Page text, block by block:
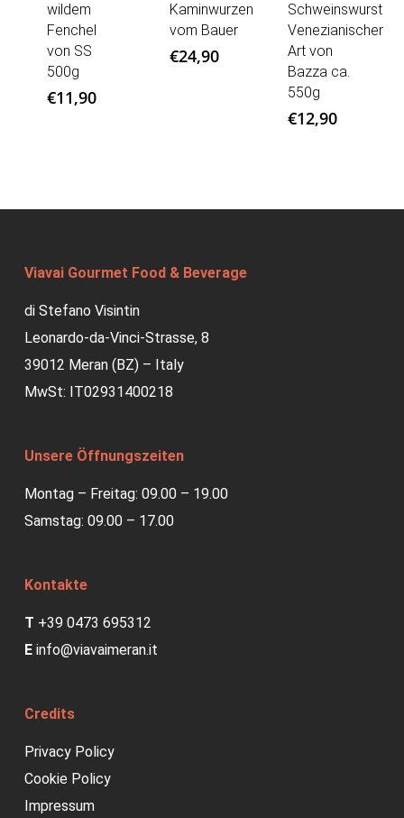
wildem
Fenchel
von SS
500g
€11,90
Kaminwurzen
vom Bauer
€24,90
Schweinswurst
Venezianischer
Art von
Bazza ca.
550g
€12,90
Viavai Gourmet Food & Beverage
di Stefano Visintin
Leonardo-da-Vinci-Strasse, 8
39012 Meran (BZ) – Italy
MwSt: IT02931400218
Unsere Öffnungszeiten
Montag – Freitag: 09.00 – 19.00
Samstag: 09.00 – 17.00
Kontakte
T +39 0473 695312
E info@viavaimeran.it
Credits
Privacy Policy
Cookie Policy
Impressum